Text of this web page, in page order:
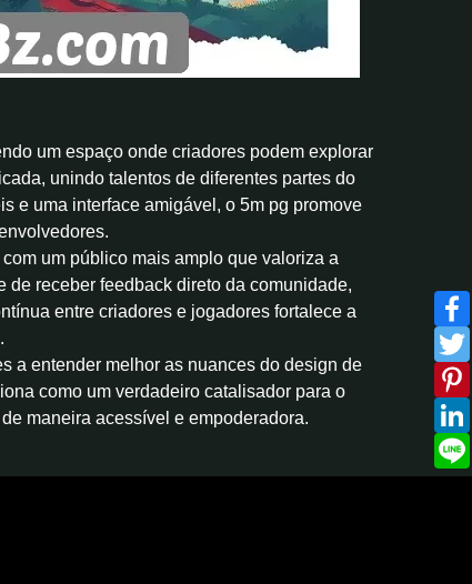
um espaço onde criadores podem explorar
unindo talentos de diferentes partes do
e uma interface amigável, o 5m pg promove
um público mais amplo que valoriza a
receber feedback direto da comunidade,
entre criadores e jogadores fortalece a
a entender melhor as nuances do design de
como um verdadeiro catalisador para o
maneira acessível e empoderadora.